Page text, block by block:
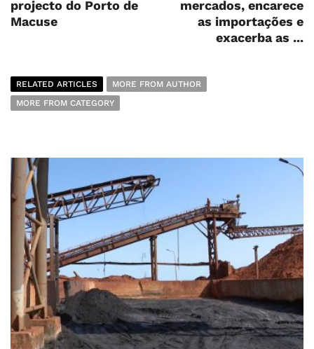
projecto do Porto de
Macuse
mercados, encarece
as importações e
exacerba as ...
RELATED ARTICLES
MORE FROM AUTHOR
MORE FROM CATEGORY